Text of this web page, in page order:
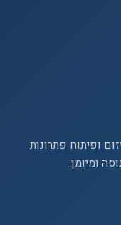
מאז 1990 בתחום ייזום ופיתוח פתרונות
ומיומן.